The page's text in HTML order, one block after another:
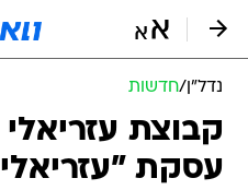
נדל״ן/חדשות
קבוצת
עסקת